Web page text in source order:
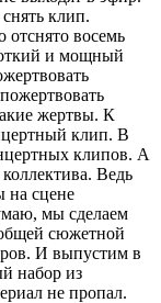
клип.
восемь
и мощный
жертвы. К
клип. В
клипов. А
Ведь
на сцене
мы сделаем
сюжетной
И выпустим в
набор из
не пропал.